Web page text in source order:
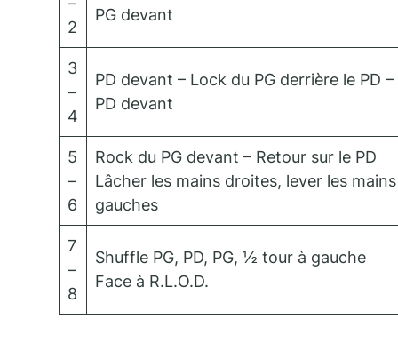
2
PG devant
3
–
4
PD devant – Lock du PG derrière le PD –
PD devant
5
–
6
Rock du PG devant – Retour sur le PD
Lâcher les mains droites, lever les mains
gauches
7
–
8
Shuffle PG, PD, PG, ½ tour à gauche
Face à R.L.O.D.